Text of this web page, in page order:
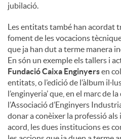
jubilació.
Les entitats també han
foment de les vocacions
que ja han dut a terme manera
En són un exemple els tallers i
Fundació Caixa Enginyersen
entitats, o l’edició de l’àlbum
l’enginyeria’ que, en el marc de
l’Associació d’Enginyers
donar a conèixer la professió
acord, les dues institucions es